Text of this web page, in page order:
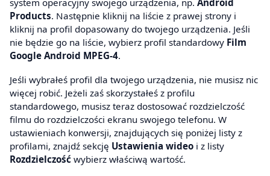
system operacyjny swojego urządzenia, np. Android
Products. Następnie kliknij na liście z prawej strony i
kliknij na profil dopasowany do twojego urządzenia. Jeśli
nie będzie go na liście, wybierz profil standardowy Film
Google Android MPEG-4.
Jeśli wybrałeś profil dla twojego urządzenia, nie musisz nic
więcej robić. Jeżeli zaś skorzystałeś z profilu
standardowego, musisz teraz dostosować rozdzielczość
filmu do rozdzielczości ekranu swojego telefonu. W
ustawieniach konwersji, znajdujących się poniżej listy z
profilami, znajdź sekcję Ustawienia wideo i z listy
Rozdzielczość wybierz właściwą wartość.